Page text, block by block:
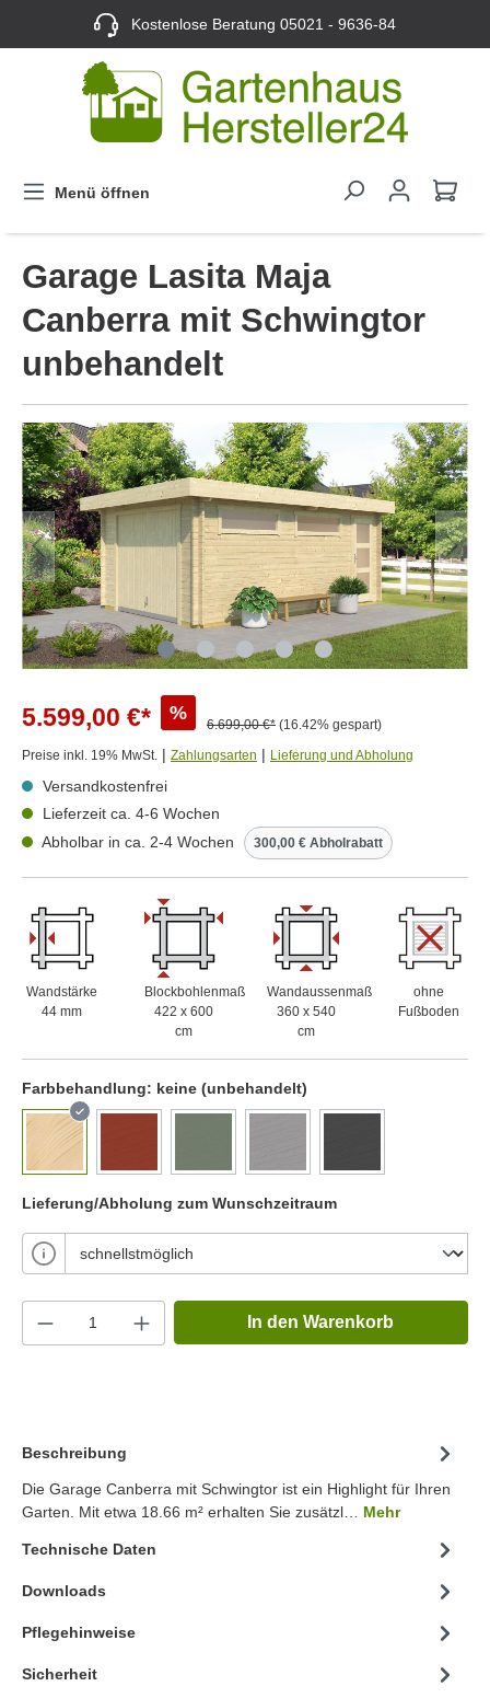
Kostenlose Beratung05021 - 9636-84
Menü öffnen
Garage Lasita Maja
Canberra mit Schwingtor
unbehandelt
5.599,00 €* %
6.699,00 €* (16.42% gespart)
Preise inkl. 19% MwSt. | Zahlungsarten | Lieferung und Abholung
Versandkostenfrei
Lieferzeit ca. 4-6 Wochen
Abholbar in ca. 2-4 Wochen
300,00 € Abholrabatt
Wandstärke
44 mm
Blockbohlenmaß
422 x 600
cm
Wandaussenmaß
360 x 540
cm
ohne
Fußboden
Farbbehandlung: keine (unbehandelt)
Lieferung/Abholung zum Wunschzeitraum
In den Warenkorb
Beschreibung
Die Garage Canberra mit Schwingtor ist ein Highlight für Ihren
Garten. Mit etwa 18.66 m² erhalten Sie zusätzl… Mehr
Technische Daten
Downloads
Pflegehinweise
Sicherheit